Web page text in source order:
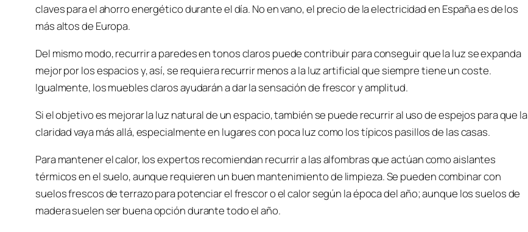
claves para el ahorro energético durante el día. No en vano, el precio de la electricidad en España es de los
más altos de Europa.
Del mismo modo, recurrir a paredes en tonos claros puede contribuir para conseguir que la luz se expanda
mejor por los espacios y, así, se requiera recurrir menos a la luz artificial que siempre tiene un coste.
Igualmente, los muebles claros ayudarán a dar la sensación de frescor y amplitud.
Si el objetivo es mejorar la luz natural de un espacio, también se puede recurrir al uso de espejos para que la
claridad vaya más allá, especialmente en lugares con poca luz como los típicos pasillos de las casas.
Para mantener el calor, los expertos recomiendan recurrir a las alfombras que actúan como aislantes
térmicos en el suelo, aunque requieren un buen mantenimiento de limpieza. Se pueden combinar con
suelos frescos de terrazo para potenciar el frescor o el calor según la época del año; aunque los suelos de
madera suelen ser buena opción durante todo el año.